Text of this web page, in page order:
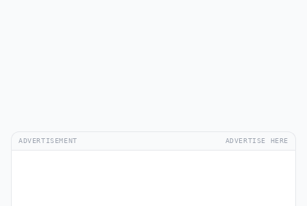
ADVERTISEMENT ADVERTISE HERE